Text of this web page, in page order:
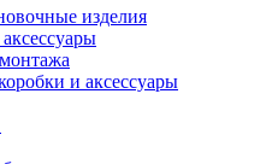
изделия
и аксессуары